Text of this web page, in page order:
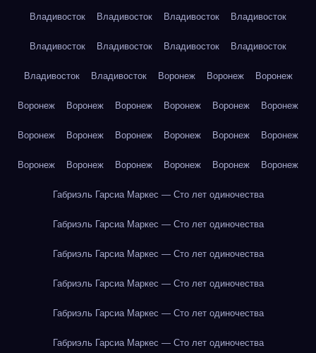
Владивосток Владивосток Владивосток Владивосток
Владивосток Владивосток Владивосток Владивосток
Владивосток Владивосток Воронеж Воронеж Воронеж
Воронеж Воронеж Воронеж Воронеж Воронеж Воронеж
Воронеж Воронеж Воронеж Воронеж Воронеж Воронеж
Воронеж Воронеж Воронеж Воронеж Воронеж Воронеж
Габриэль Гарсиа Маркес — Сто лет одиночества
Габриэль Гарсиа Маркес — Сто лет одиночества
Габриэль Гарсиа Маркес — Сто лет одиночества
Габриэль Гарсиа Маркес — Сто лет одиночества
Габриэль Гарсиа Маркес — Сто лет одиночества
Габриэль Гарсиа Маркес — Сто лет одиночества